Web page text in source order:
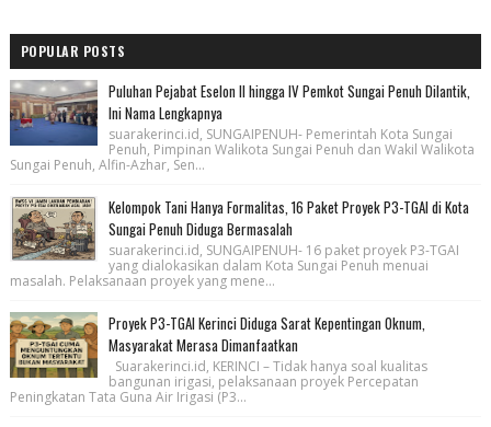
POPULAR POSTS
Puluhan Pejabat Eselon II hingga IV Pemkot Sungai Penuh Dilantik,
Ini Nama Lengkapnya
suarakerinci.id, SUNGAIPENUH- Pemerintah Kota Sungai
Penuh, Pimpinan Walikota Sungai Penuh dan Wakil Walikota
Sungai Penuh, Alfin-Azhar, Sen...
Kelompok Tani Hanya Formalitas, 16 Paket Proyek P3-TGAI di Kota
Sungai Penuh Diduga Bermasalah
suarakerinci.id, SUNGAIPENUH- 16 paket proyek P3-TGAI
yang dialokasikan dalam Kota Sungai Penuh menuai
masalah. Pelaksanaan proyek yang mene...
Proyek P3-TGAI Kerinci Diduga Sarat Kepentingan Oknum,
Masyarakat Merasa Dimanfaatkan
Suarakerinci.id, KERINCI – Tidak hanya soal kualitas
bangunan irigasi, pelaksanaan proyek Percepatan
Peningkatan Tata Guna Air Irigasi (P3...